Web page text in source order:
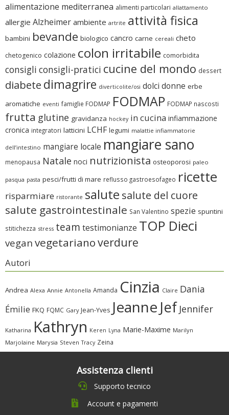
alimentazione mediterranea alimenti particolari allattamento
allergie Alzheimer ambiente artrite attività fisica
bambini bevande biologico cancro carne cereali cheto
chetogenico colazione colon irritabile comorbidita
consigli consigli-pratici cucine del mondo dessert
diabete dimagrire diverticolite/osi dolci donne erbe
aromatiche eventi famiglie FODMAP FODMAP FODMAP nascosti
frutta glutine gravidanza hockey in cucina infiammazione
cronica integratori latticini LCHF legumi malattie infiammatorie
dell’intestino mangiare locale mangiare sano
menopausa Natale noci nutrizionista osteoporosi paleo
pasqua pasta pesci/frutti di mare reflusso gastroesofageo ricette
risparmiare ristorante salute salute del cuore
salute gastrointestinale San Valentino spezie spuntini
stitichezza stress team testimonianze TOP Dieci
vegan vegetarianoverdure
Autori
Andrea Alexa Annie Antonella Amanda Cinzia Claire Dania
Émilie FKQ FQMC Gary Jean-Yves Jeanne Jef Jennifer
Katharina Kathryn Keren Lyna Marie-Maxime Marilyn
Marjolaine Marysia Steven Tracy Zeina
Assistenza clienti
Supporto tecnico
Account e pagamenti